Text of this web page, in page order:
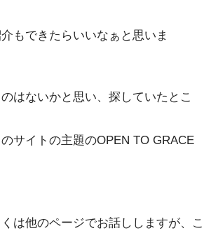
もできたらいいなぁと思いま
はないかと思い、探していたとこ
サイトの主題のOPEN TO GRACE
は他のページでお話ししますが、こ